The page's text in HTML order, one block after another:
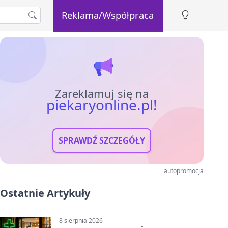
Reklama/Współpraca
Zareklamuj się na
piekaryonline.pl!
SPRAWDŹ SZCZEGÓŁY
autopromocja
Ostatnie Artykuły
8 sierpnia 2026